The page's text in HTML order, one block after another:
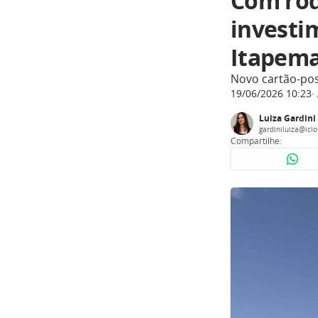
Novo cartão-
19/06/2026 10:23
Luiza Gardini
Compartilhe: